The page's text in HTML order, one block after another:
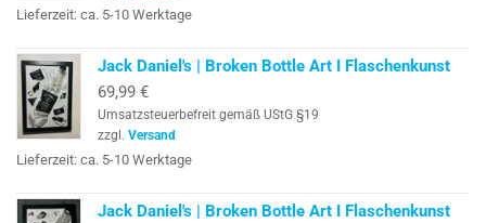
Lieferzeit: ca. 5-10 Werktage
Jack Daniel's | Broken Bottle Art I Flaschenkunst
69,99 €
Umsatzsteuerbefreit gemäß UStG §19
zzgl. Versand
Lieferzeit: ca. 5-10 Werktage
Jack Daniel's | Broken Bottle Art I Flaschenkunst